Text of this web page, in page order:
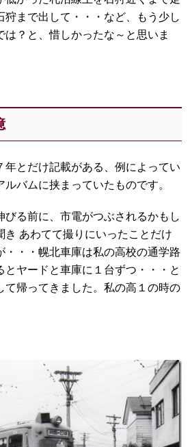
狩まで出して・・・など、もう少し
は？と、惜しかったな～と思いま
年とだけ記載がある、例によってい
バムに挟まっていたものです。
びる前に、市電がつぶされるかもし
き あわてて撮りにいったことだけ
・・・幌北車庫は私の高校の通学路
とヤードと車庫に１台ずつ・・・と
て帰ってきました。私の高１の時の